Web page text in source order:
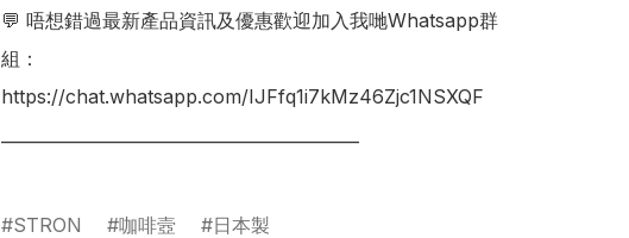
💬 唔想錯過最新產品資訊及優惠歡迎加入我哋Whatsapp群
組：
https://chat.whatsapp.com/IJFfq1i7kMz46Zjc1NSXQF
STRON 咖啡壼 日本製